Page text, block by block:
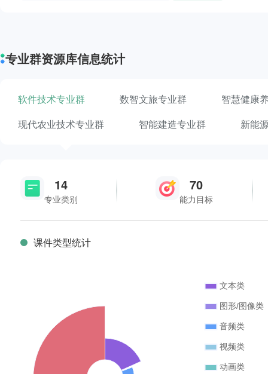
专业群资源库信息统计
软件技术专业群 数智文旅专业群
智慧健康
现代农业技术专业群
智能建造专业群 新能
14
专业类别
70
能力目标
课件类型统计